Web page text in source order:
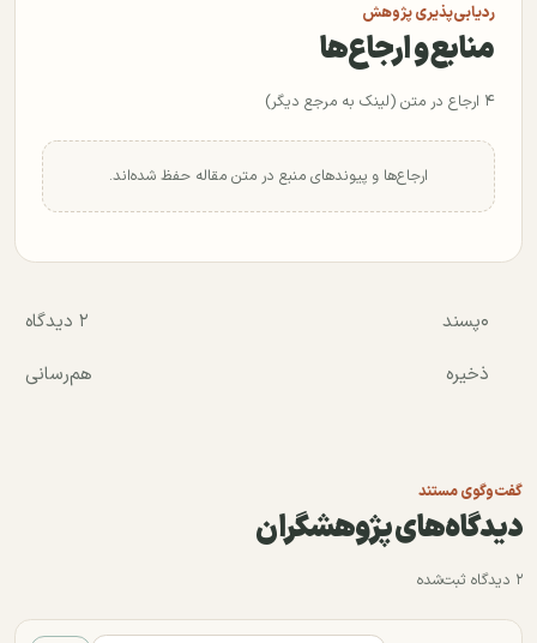
ردیابی‌پذیری پژوهش
منابع و ارجاع‌ها
۴ ارجاع در متن (لینک به مرجع دیگر)
ارجاع‌ها و پیوندهای منبع در متن مقاله حفظ شده‌اند.
۰پسند
۲ دیدگاه
ذخیره
هم‌رسانی
گفت‌وگوی مستند
دیدگاه‌های پژوهشگران
۲ دیدگاه ثبت‌شده